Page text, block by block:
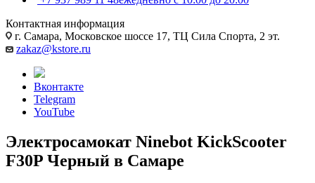
Контактная информация
г. Самара, Московское шоссе 17, ТЦ Сила Спорта, 2 эт.
zakaz@kstore.ru
Вконтакте
Telegram
YouTube
Электросамокат Ninebot KickScooter
F30P Черный в Самаре